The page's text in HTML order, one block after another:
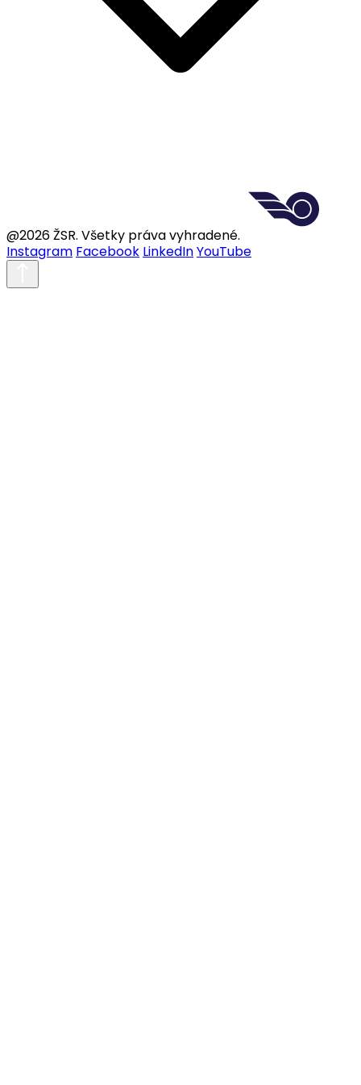
@2026 ŽSR. Všetky práva vyhradené.
Instagram Facebook LinkedInYouTube